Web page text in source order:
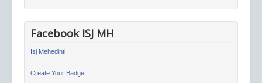
Facebook ISJ MH
Isj Mehedinti
Create Your Badge